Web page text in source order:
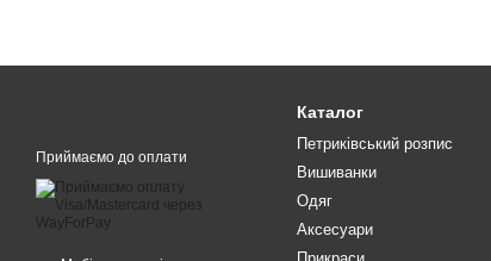
Приймаємо до оплати
Каталог
Петриківський розпис
Вишиванки
Одяг
Аксесуари